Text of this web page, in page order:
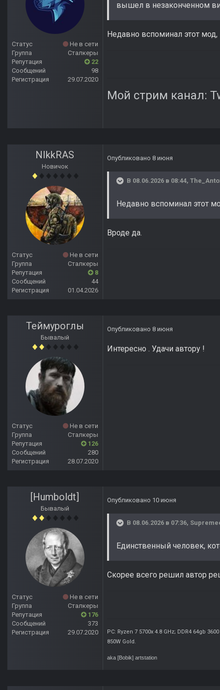
Статус
Не в сети
Группа
Сталкеры
Репутация
22
Сообщений
98
Регистрация
29.07.2020
вышел в незаконченном
Недавно вспоминал этот
Мой стрим канал:
NIkkRAS
Новичок
Статус
Не в сети
Группа
Сталкеры
Репутация
8
Сообщений
44
Регистрация
01.04.2026
Опубликовано 8 июня
В 08.06.2026 в 08:44,
Недавно вспоминал этот
Вроде да.
Теймуроглы
Бывалый
Статус
Не в сети
Группа
Сталкеры
Репутация
126
Сообщений
280
Регистрация
28.07.2020
Опубликовано 8 июня
Интересно . Удачи автору !
[Humboldt]
Бывалый
Статус
Не в сети
Группа
Сталкеры
Репутация
176
Сообщений
373
Регистрация
29.07.2020
Опубликовано 10 июня
В 08.06.2026 в 07:36,
Единственный человек,
Скорее всего решил автор
PC: Ryzen 7 5700x 4.8 GHz; DDR4 64gb
850W Gold .
aka [Bobik] artstation